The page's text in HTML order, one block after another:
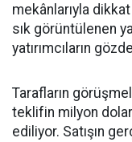
mekânlarıyla
sık görüntülenen
yatırımcıların
Tarafların
teklifin milyon
ediliyor. Satışın